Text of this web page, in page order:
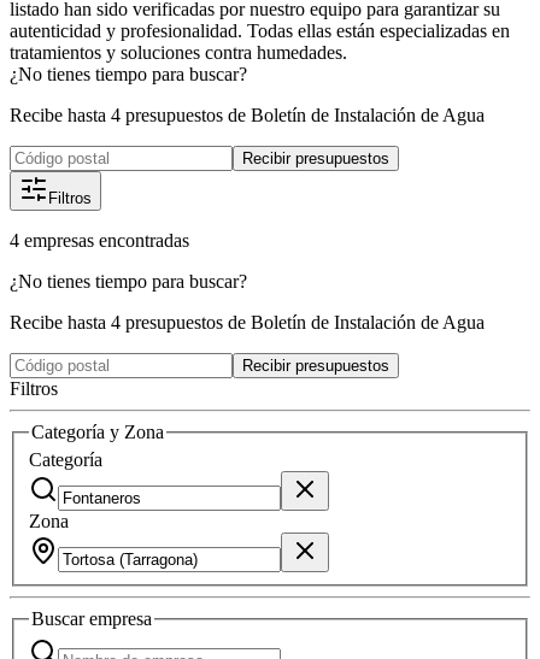
listado han sido verificadas por nuestro equipo para garantizar su
autenticidad y profesionalidad. Todas ellas están especializadas en
tratamientos y soluciones contra humedades.
¿No tienes tiempo para buscar?
Recibe hasta 4 presupuestos de Boletín de Instalación de Agua
Recibir presupuestos
Filtros
4 empresas encontradas
¿No tienes tiempo para buscar?
Recibe hasta 4 presupuestos de Boletín de Instalación de Agua
Recibir presupuestos
Filtros
Categoría y Zona
Categoría
Zona
Buscarempresa